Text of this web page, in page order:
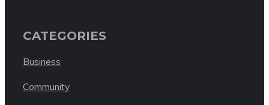
CATEGORIES
Business
Community